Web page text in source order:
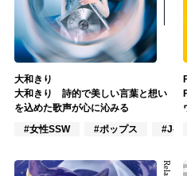
大和きり
大和きり 詩的で美しい言葉と想い
を込めた歌声が心に沁みる
#女性SSW
#ポップス #J-